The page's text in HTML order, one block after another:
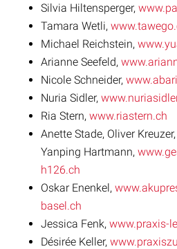
Silvia Hiltensperger,
Tamara Wetli,
Michael Reichstein,
Arianne Seefeld,
Nicole Schneider,
Nuria Sidler,
Ria Stern, www.riastern.ch
Anette Stade, Oliver
Yanping Hartmann,
h126.ch
Oskar Enenkel,
basel.ch
Jessica Fenk, www.praxis-
Désirée Keller,